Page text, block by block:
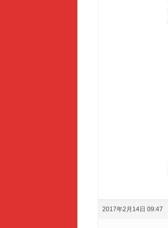
2017年2月14日 09:47